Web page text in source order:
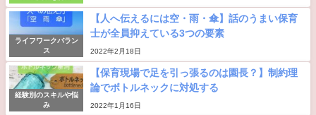
ライフワークバラン
ス
【人へ伝えるには空・雨・傘】話のうまい保育
士が全員抑えている3つの要素
2022年2月18日
経験別のスキルや悩
み
【保育現場で足を引っ張るのは園長？】制約理
論でボトルネックに対処する
2022年1月16日